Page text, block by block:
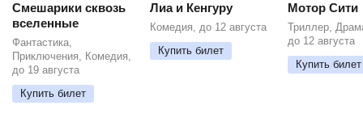
Смешарики сквозь
вселенные
Фантастика,
Приключения, Комедия,
до 19 августа
Купить билет
Лиа и Кенгуру
Комедия, до 12 августа
Купить билет
Мотор Сити
Триллер,
до 12 августа
Купить билет